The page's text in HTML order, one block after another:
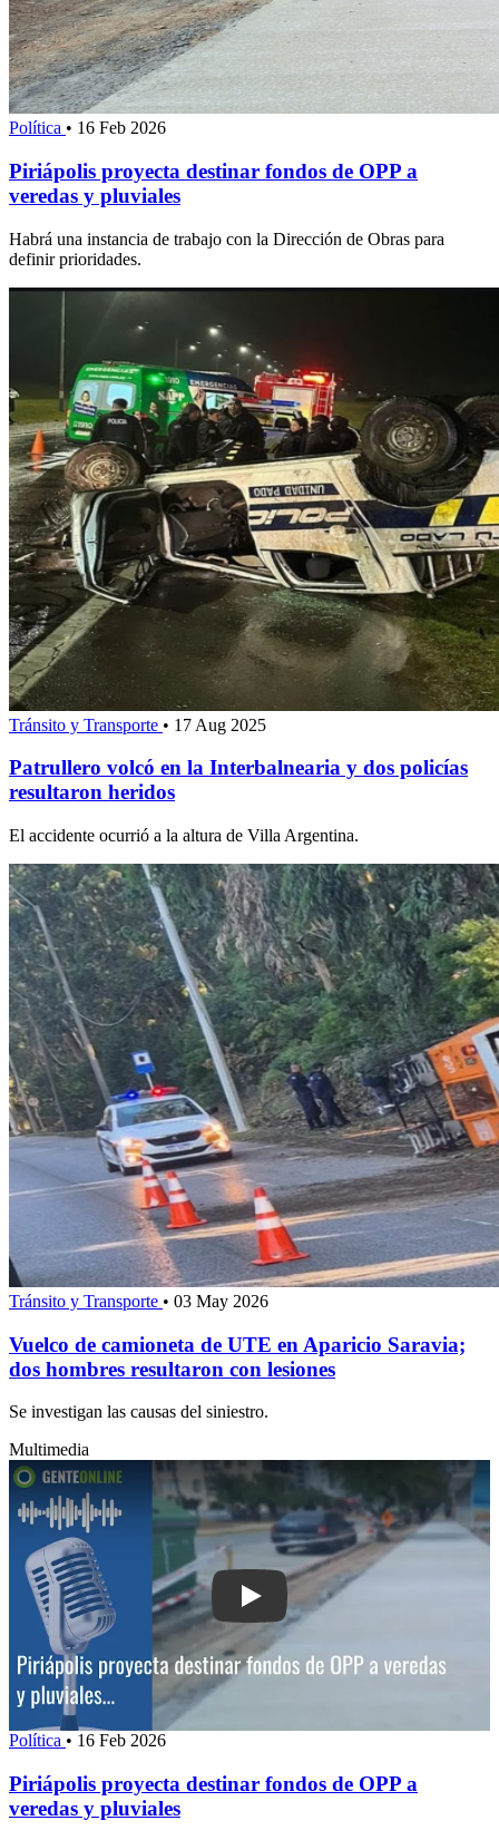
Política • 16 Feb 2026
Piriápolis proyecta destinar fondos de OPP a
veredas y pluviales
Habrá una instancia de trabajo con la Dirección de Obras para
definir prioridades.
Tránsito y Transporte • 17 Aug 2025
Patrullero volcó en la Interbalnearia y dos policías
resultaron heridos
El accidente ocurrió a la altura de Villa Argentina.
Tránsito y Transporte • 03 May 2026
Vuelco de camioneta de UTE en Aparicio Saravia;
dos hombres resultaron con lesiones
Se investigan las causas del siniestro.
Multimedia
Play: Piriápolis proyecta destinar
Política • 16 Feb 2026
Piriápolis proyecta destinar fondos de OPP a
veredas y pluviales